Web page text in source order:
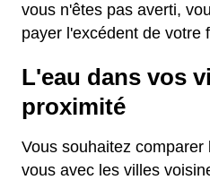
vous n'êtes pas averti,
payer l'excédent de votre
L'eau dans vos
proximité
Vous souhaitez
vous avec les villes